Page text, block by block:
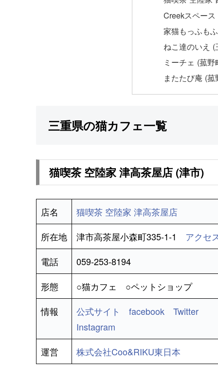
Creekスペー
家猫もっふも
ねこ達のいえ (
ミーチェ (菰野
またたび庵 (菰
三重県の猫カフェ一覧
猫喫茶 空陸家 津高茶屋店 (津市)
店名
猫喫茶 空陸家 津高茶屋店
所在地
津市高茶屋小森町335-1-1 アクセ
電話
059-253-8194
形態
○猫カフェ ○ペットショップ
情報
公式サイト facebook
Twitter
Instagram
運営
株式会社Coo&RIKU東日本